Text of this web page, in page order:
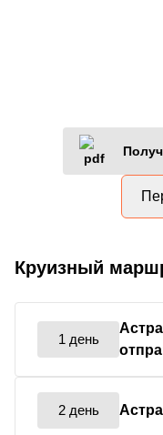
Круизный
1 день
2 день